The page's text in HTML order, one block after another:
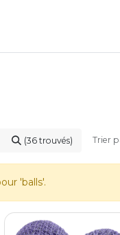
(36 trouvés) Trier
'balls'.